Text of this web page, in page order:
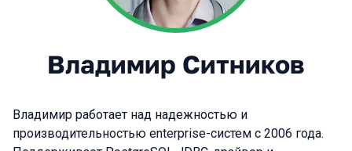
Владимир Ситников
Владимир работает над надежностью и
производительностью enterprise-систем с 2006 года.